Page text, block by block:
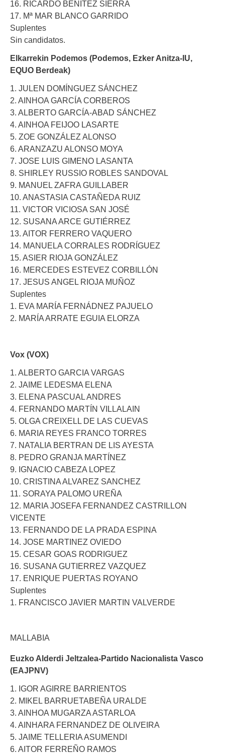
16. RICARDO BENITEZ SIERRA
17. Mª MAR BLANCO GARRIDO
Suplentes
Sin candidatos.
Elkarrekin Podemos (Podemos, Ezker Anitza-IU,
EQUO Berdeak)
1. JULEN DOMÍNGUEZ SÁNCHEZ
2. AINHOA GARCÍA CORBEROS
3. ALBERTO GARCÍA-ABAD SÁNCHEZ
4. AINHOA FEIJOO LASARTE
5. ZOE GONZÁLEZ ALONSO
6. ARANZAZU ALONSO MOYA
7. JOSE LUIS GIMENO LASANTA
8. SHIRLEY RUSSIO ROBLES SANDOVAL
9. MANUEL ZAFRA GUILLABER
10. ANASTASIA CASTAÑEDA RUIZ
11. VICTOR VICIOSA SAN JOSÉ
12. SUSANA ARCE GUTIÉRREZ
13. AITOR FERRERO VAQUERO
14. MANUELA CORRALES RODRÍGUEZ
15. ASIER RIOJA GONZÁLEZ
16. MERCEDES ESTEVEZ CORBILLÓN
17. JESUS ANGEL RIOJA MUÑOZ
Suplentes
1. EVA MARÍA FERNÁDNEZ PAJUELO
2. MARÍA ARRATE EGUIA ELORZA
Vox (VOX)
1. ALBERTO GARCIA VARGAS
2. JAIME LEDESMA ELENA
3. ELENA PASCUAL ANDRES
4. FERNANDO MARTÍN VILLALAIN
5. OLGA CREIXELL DE LAS CUEVAS
6. MARIA REYES FRANCO TORRES
7. NATALIA BERTRAN DE LIS AYESTA
8. PEDRO GRANJA MARTÍNEZ
9. IGNACIO CABEZA LOPEZ
10. CRISTINA ALVAREZ SANCHEZ
11. SORAYA PALOMO UREÑA
12. MARIA JOSEFA FERNANDEZ CASTRILLON
VICENTE
13. FERNANDO DE LA PRADA ESPINA
14. JOSE MARTINEZ OVIEDO
15. CESAR GOAS RODRIGUEZ
16. SUSANA GUTIERREZ VAZQUEZ
17. ENRIQUE PUERTAS ROYANO
Suplentes
1. FRANCISCO JAVIER MARTIN VALVERDE
MALLABIA
Euzko Alderdi Jeltzalea-Partido Nacionalista Vasco
(EAJPNV)
1. IGOR AGIRRE BARRIENTOS
2. MIKEL BARRUETABEÑA URALDE
3. AINHOA MUGARZA ASTARLOA
4. AINHARA FERNANDEZ DE OLIVEIRA
5. JAIME TELLERIA ASUMENDI
6. AITOR FERREÑO RAMOS